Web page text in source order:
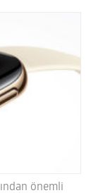
önemli